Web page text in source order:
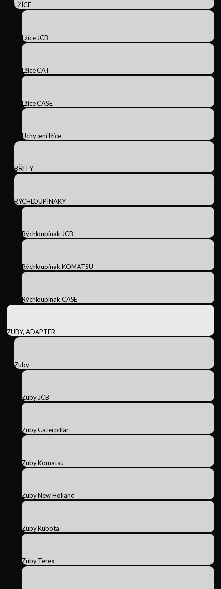
LŽÍCE
Lžíce JCB
Lžíce CAT
Lžíce CASE
Uchycení lžíce
BŘITY
RÝCHLOUPÍNAKY
Rýchloupínak JCB
Rýchloupínak KOMATSU
Rýchloupínak CASE
ZUBY, ADAPTER
Zuby
Zuby JCB
Zuby Caterpillar
Zuby Komatsu
Zuby New Holland
Zuby Kubota
Zuby Terex